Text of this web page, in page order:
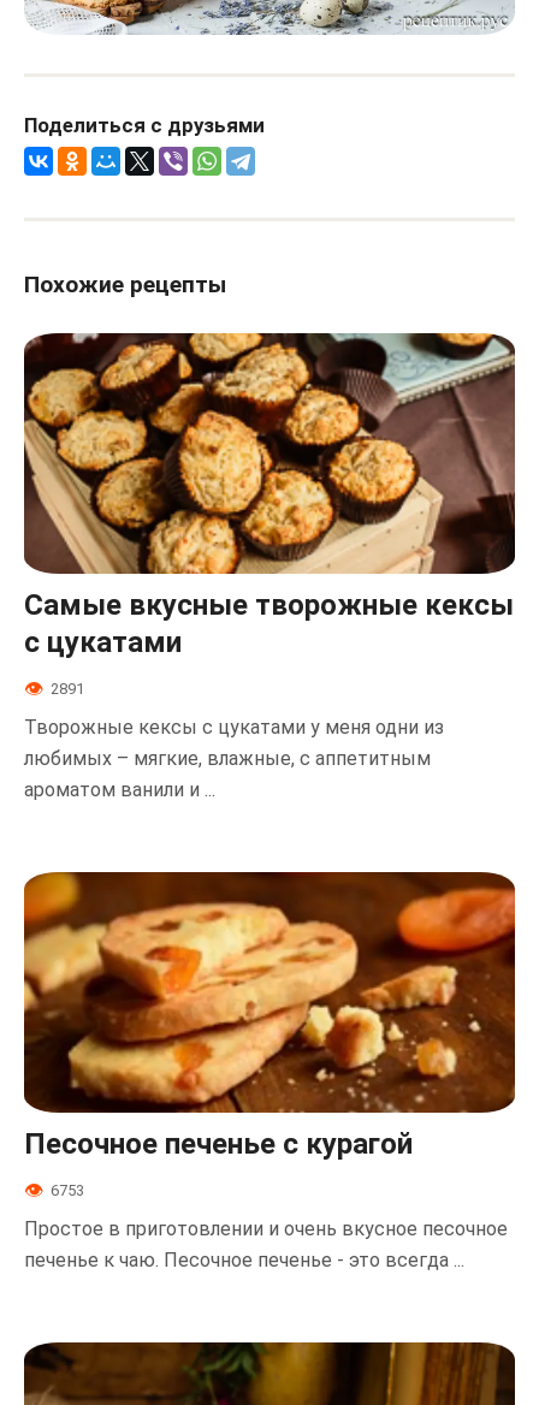
Поделиться с друзьями
Похожие рецепты
Самые вкусные творожные кексы
с цукатами
2891
Творожные кексы с цукатами у меня одни из
любимых – мягкие, влажные, с аппетитным
ароматом ванили и ...
Песочное печенье с курагой
6753
Простое в приготовлении и очень вкусное песочное
печенье к чаю. Песочное печенье - это всегда ...